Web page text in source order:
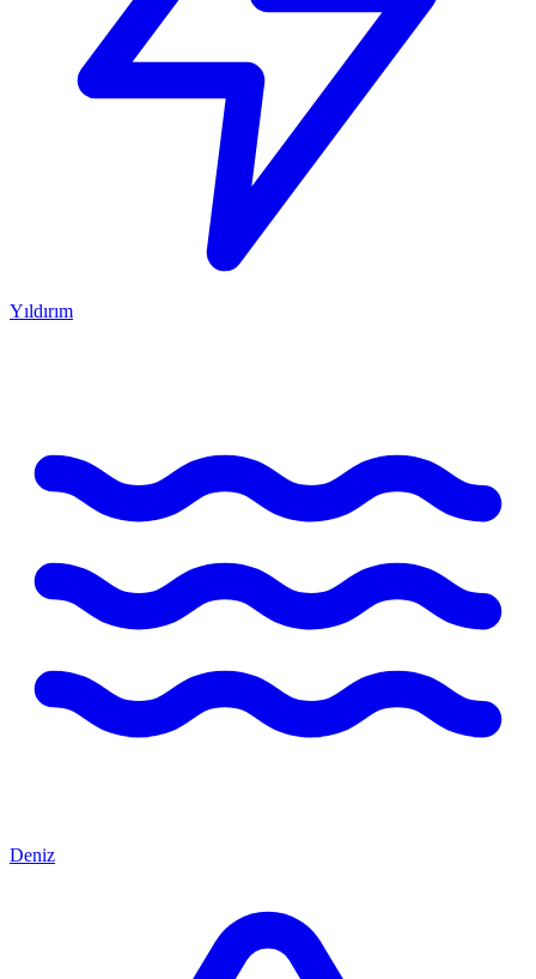
Yıldırım
Deniz